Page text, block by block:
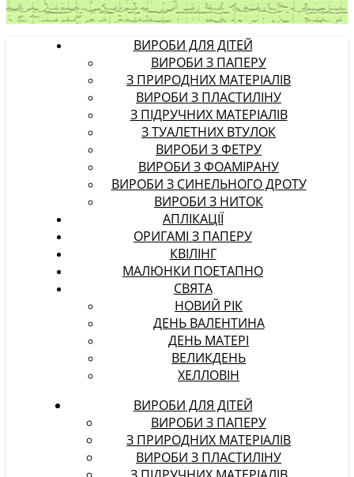
ВИРОБИ ДЛЯ ДІТЕЙ
ВИРОБИ З ПАПЕРУ
З ПРИРОДНИХ МАТЕРІАЛІВ
ВИРОБИ З ПЛАСТИЛІНУ
З ПІДРУЧНИХ МАТЕРІАЛІВ
З ТУАЛЕТНИХ ВТУЛОК
ВИРОБИ З ФЕТРУ
ВИРОБИ З ФОАМІРАНУ
ВИРОБИ З СИНЕЛЬНОГО ДРОТУ
ВИРОБИ З НИТОК
АПЛІКАЦІЇ
ОРИГАМІ З ПАПЕРУ
КВІЛІНГ
МАЛЮНКИ ПОЕТАПНО
СВЯТА
НОВИЙ РІК
ДЕНЬ ВАЛЕНТИНА
ДЕНЬ МАТЕРІ
ВЕЛИКДЕНЬ
ХЕЛЛОВІН
ВИРОБИ ДЛЯ ДІТЕЙ
ВИРОБИ З ПАПЕРУ
З ПРИРОДНИХ МАТЕРІАЛІВ
ВИРОБИ З ПЛАСТИЛІНУ